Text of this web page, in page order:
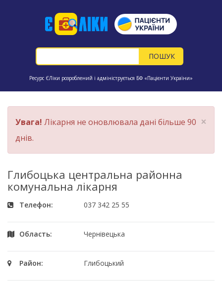
Ресурс ЄЛіки розроблений і адмініструється БФ «Пацієнти України»
×
Увага! Лікарня не оновлювала дані більше 90
днів.
Глибоцька центральна районна
комунальна лікарня
Телефон: 037 342 25 55
Область: Чернівецька
Район: Глибоцький